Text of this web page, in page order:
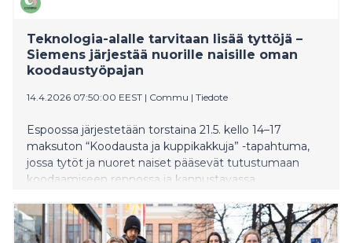
Teknologia-alalle tarvitaan lisää tyttöjä –
Siemens järjestää nuorille naisille oman
koodaustyöpajan
14.4.2026 07:50:00 EEST | Commu | Tiedote
Espoossa järjestetään torstaina 21.5. kello 14–17
maksuton “Koodausta ja kuppikakkuja” -tapahtuma,
jossa tytöt ja nuoret naiset pääsevät tutustumaan
koodaamiseen rennossa ja kannustavassa
Talolla.